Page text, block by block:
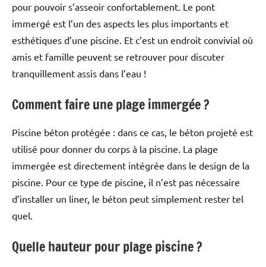
pour pouvoir s’asseoir confortablement. Le pont
immergé est l’un des aspects les plus importants et
esthétiques d’une piscine. Et c’est un endroit convivial où
amis et famille peuvent se retrouver pour discuter
tranquillement assis dans l’eau !
Comment faire une plage immergée ?
Piscine béton protégée : dans ce cas, le béton projeté est
utilisé pour donner du corps à la piscine. La plage
immergée est directement intégrée dans le design de la
piscine. Pour ce type de piscine, il n’est pas nécessaire
d’installer un liner, le béton peut simplement rester tel
quel.
Quelle hauteur pour plage piscine ?